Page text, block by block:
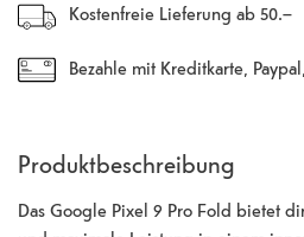
Kostenfreie Lieferung ab 50.–
Bezahle mit Kreditkarte,
Produktbeschreibung
Das Google Pixel 9 Pro Fold bietet